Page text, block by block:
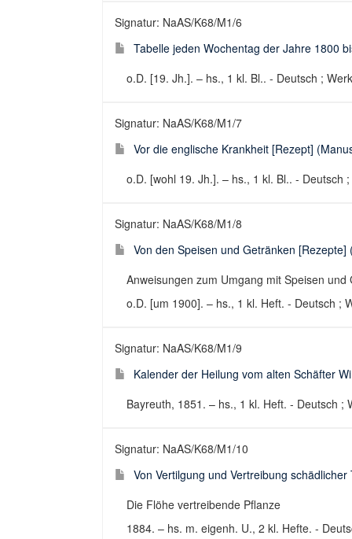
Signatur: NaAS/K68/M1/6
Tabelle jeden Wochentag der Jahre 1800
o.D. [19. Jh.]. – hs., 1 kl. Bl.. - Deutsch ;
Signatur: NaAS/K68/M1/7
Vor die englische Krankheit [Rezept]
o.D. [wohl 19. Jh.]. – hs., 1 kl. Bl.. - Deutsch
Signatur: NaAS/K68/M1/8
Von den Speisen und Getränken [Rezepte]
Anweisungen zum Umgang mit Speisen und
o.D. [um 1900]. – hs., 1 kl. Heft. - Deutsch ;
Signatur: NaAS/K68/M1/9
Kalender der Heilung vom alten Schäfter
Bayreuth, 1851. – hs., 1 kl. Heft. - Deutsch ;
Signatur: NaAS/K68/M1/10
Von Vertilgung und Vertreibung
Die Flöhe vertreibende Pflanze
1884. – hs. m. eigenh. U., 2 kl. Hefte. -